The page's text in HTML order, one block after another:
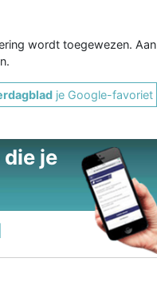
wordt toegewezen. Aan
je Google-favoriet
je